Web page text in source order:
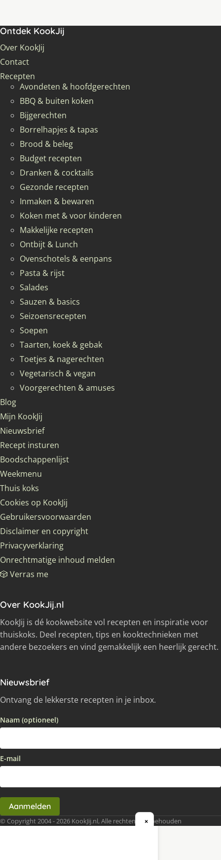
Ontdek KookJij
Over KookJij
Contact
Recepten
Avondeten & hoofdgerechten
BBQ & buiten koken
Bijgerechten
Borrelhapjes & tapas
Brood & beleg
Budget recepten
Dranken & cocktails
Gezonde recepten
Inmaken & bewaren
Koken met & voor kinderen
Makkelijke recepten
Ontbijt & Lunch
Ovenschotels & eenpans
Pasta & rijst
Salades
Sauzen & basics
Seizoensrecepten
Soepen
Taarten, koek & gebak
Toetjes & nagerechten
Vegetarisch & vegan
Voorgerechten & amuses
Blog
Mijn KookJij
Nieuwsbrief
Recept insturen
Boodschappenlijst
Weekmenu
Thuis koks
Cookies op KookJij
Gebruikersvoorwaarden
Disclaimer en copyright
Privacyverklaring
Onrechtmatige inhoud melden
🎲 Verras me
Over KookJij.nl
KookJij is dé kookwebsite vol recepten en inspiratie voor
thuiskoks. Deel recepten, tips en kooktechnieken met
andere bezoekers en vind gemakkelijk een heerlijk gerecht.
Nieuwsbrief
Ontvang de lekkerste recepten in je inbox.
Naam (optioneel)
E-mail
Aanmelden
© Copyright 2004 - 2026 KookJij.nl, Alle rechten voorbehouden
×